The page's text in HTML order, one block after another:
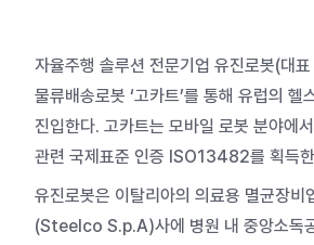
자율주행 솔루션 전문기업 유진로봇(대
물류배송로봇 ‘고카트’를 통해 유럽의 헬
진입한다. 고카트는 모바일 로봇 분야에
관련 국제표준 인증 ISO13482를 획득
유진로봇은 이탈리아의 의료용 멸균장비
(Steelco S.p.A)사에 병원 내 중앙소독